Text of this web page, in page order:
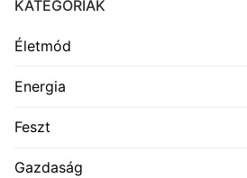
KATEGÓRIÁK
Életmód
Energia
Feszt
Gazdaság